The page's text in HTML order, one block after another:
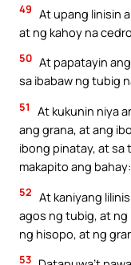
49 At upang linisin
at ng kahoy na
50 At papatayin
sa ibabaw ng tubig
51
At kukunin niya
ang grana, at ang
ibong pinatay, at sa
makapito ang bahay:
52 At kaniyang
agos ng tubig, at
ng hisopo, at ng
53